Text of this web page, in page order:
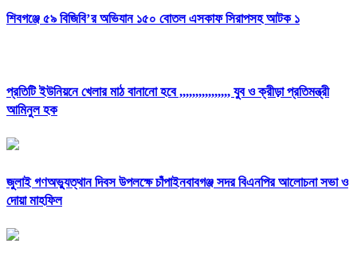
শিবগঞ্জে ৫৯ বিজিবি’র অভিযান ১৫০ বোতল এসকাফ সিরাপসহ আটক ১
প্রতিটি ইউনিয়নে খেলার মাঠ বানানো হবে ,,,,,,,,,,,,,,,, যুব ও ক্রীড়া প্রতিমন্ত্রী
আমিনুল হক
জুলাই গণঅভ্যুত্থান দিবস উপলক্ষে চাঁপাইনবাবগঞ্জ সদর বিএনপির আলোচনা সভা ও
দোয়া মাহফিল